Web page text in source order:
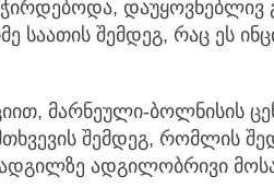
დაუყოვნებლივ
საათის შემდეგ, რაც ეს
მარნეული-ბოლნისის
შემდეგ, რომლის
ადგილობრივი